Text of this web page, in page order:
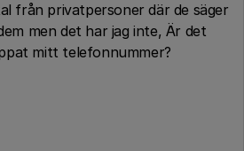
från privatpersoner där de säger
men det har jag inte, Är det
mitt telefonnummer?